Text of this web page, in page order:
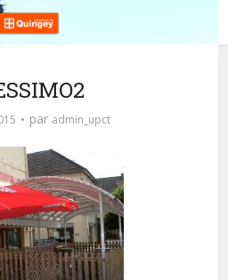
par admin_upct